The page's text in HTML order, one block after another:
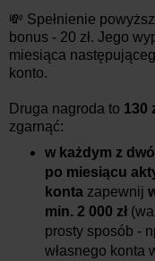
💸 Spełnienie
bonus - 20 zł. Jego
miesiąca
konto.
Druga nagroda to 130
zgarnąć:
w każdym z
po miesiącu
kontazapewnij
min. 2 000 zł
prosty sposób -
własnego konta